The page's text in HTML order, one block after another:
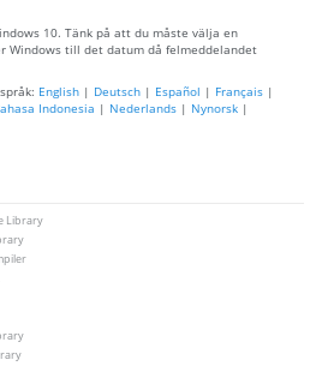
10. Tänk på att du måste välja en
Windows till det datum då felmeddelandet
English | Deutsch | Español | Français |
Indonesia | Nederlands | Nynorsk |
Library